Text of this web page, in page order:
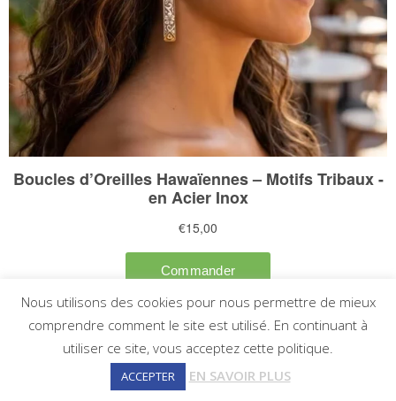
Nous utilisons des cookies pour nous permettre de mieux
comprendre comment le site est utilisé. En continuant à
utiliser ce site, vous acceptez cette politique.
ACCEPTER EN SAVOIR PLUS